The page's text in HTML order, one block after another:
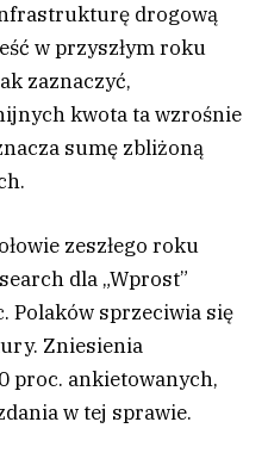
drogową
w przyszłym roku
zaznaczyć,
kwota ta wzrośnie
sumę zbliżoną
zeszłego roku
dla „Wprost”
Polaków sprzeciwia się
Zniesienia
proc. ankietowanych,
w tej sprawie.